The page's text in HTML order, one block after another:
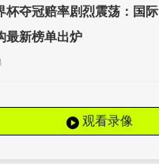
杯夺冠赔率剧烈震荡：国际
最新榜单出炉
观看录像